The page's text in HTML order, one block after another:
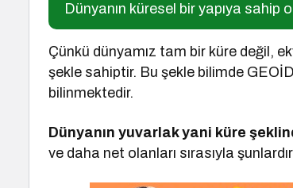
Dünyanın küresel bir yapıya
Çünkü dünyamız tam bir küre değil,
şekle sahiptir. Bu şekle bilimde
bilinmektedir.
Dünyanın yuvarlak yani küre
ve daha net olanları sırasıyla